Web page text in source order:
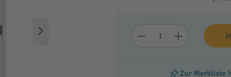
Zur Merkliste